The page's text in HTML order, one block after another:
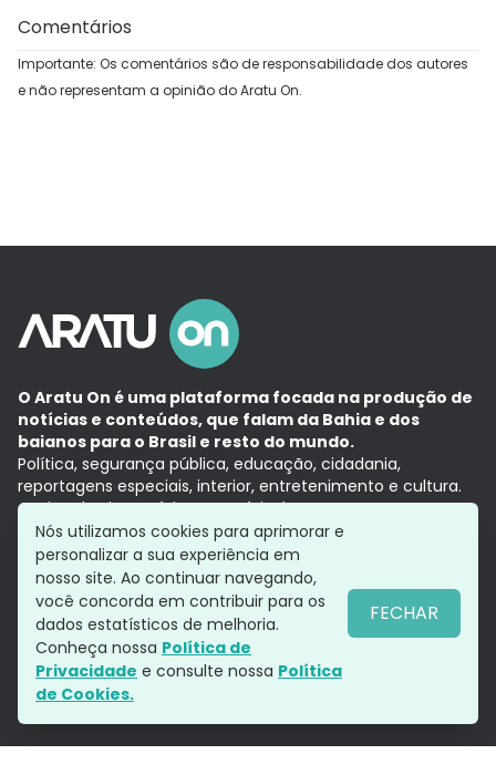
Comentários
Importante: Os comentários são de responsabilidade dos autores
e não representam a opinião do Aratu On.
O Aratu On é uma plataforma focada na produção de
notícias e conteúdos, que falam da Bahia e dos
baianos para o Brasil e resto do mundo.
Política, segurança pública, educação, cidadania,
reportagens especiais, interior, entretenimento e cultura.
Aqui, tudo vira notícia e a notícia é no tempo presente,
com a credibilidade do Grupo Aratu.
Grupo Aratu
Política de privacidade
Siga-nos
Nós utilizamos cookies para aprimorar e
personalizar a sua experiência em
nosso site. Ao continuar navegando,
você concorda em contribuir para os
dados estatísticos de melhoria.
Conheça nossa Política de
Privacidade e consulte nossa Política
de Cookies.
FECHAR